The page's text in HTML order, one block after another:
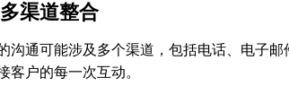
渠道整合
沟通可能涉及多个渠道，包括电话、电子
客户的每一次互动。